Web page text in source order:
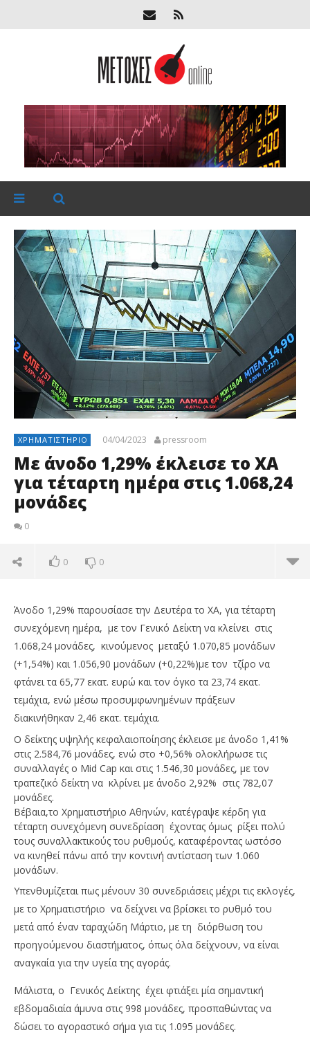
ΧΡΗΜΑΤΙΣΤΉΡΙΟ 04/04/2023 pressroom
Με άνοδο 1,29% έκλεισε το ΧΑ
για τέταρτη ημέρα στις 1.068,24
μονάδες
0
0 0
NOW VIEWING
Με άνοδο 1,29% έκλεισε το ΧΑ για τέταρτη ημέρα
στις 1.068,24 μονάδες
04/04/2023
pressroom
Άνοδο 1,29% παρουσίασε την Δευτέρα το ΧΑ, για τέταρτη
συνεχόμενη ημέρα, με τον Γενικό Δείκτη να κλείνει στις
1.068,24 μονάδες, κινούμενος μεταξύ 1.070,85 μονάδων
(+1,54%) και 1.056,90 μονάδων (+0,22%)με τον τζίρο να
φτάνει τα 65,77 εκατ. ευρώ και τον όγκο τα 23,74 εκατ.
τεμάχια, ενώ μέσω προσυμφωνημένων πράξεων
διακινήθηκαν 2,46 εκατ. τεμάχια.
Ο δείκτης υψηλής κεφαλαιοποίησης έκλεισε με άνοδο 1,41%
στις 2.584,76 μονάδες, ενώ στο +0,56% ολοκλήρωσε τις
συναλλαγές ο Mid Cap και στις 1.546,30 μονάδες, με τον
τραπεζικό δείκτη να κλρίνει με άνοδο 2,92% στις 782,07
μονάδες.
Βέβαια,το Χρηματιστήριο Αθηνών, κατέγραψε κέρδη για
τέταρτη συνεχόμενη συνεδρίαση έχοντας όμως ρίξει πολύ
τους συναλλακτικούς του ρυθμούς, καταφέροντας ωστόσο
να κινηθεί πάνω από την κοντινή αντίσταση των 1.060
μονάδων.
Υπενθυμίζεται πως μένουν 30 συνεδριάσεις μέχρι τις εκλογές,
με το Χρηματιστήριο να δείχνει να βρίσκει το ρυθμό του
μετά από έναν ταραχώδη Μάρτιο, με τη διόρθωση του
προηγούμενου διαστήματος, όπως όλα δείχνουν, να είναι
αναγκαία για την υγεία της αγοράς.
Μάλιστα, ο Γενικός Δείκτης έχει φτιάξει μία σημαντική
εβδομαδιαία άμυνα στις 998 μονάδες, προσπαθώντας να
δώσει το αγοραστικό σήμα για τις 1.095 μονάδες.